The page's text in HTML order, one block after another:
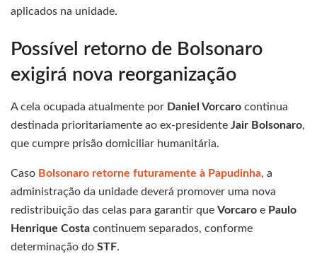
aplicados na unidade.
Possível retorno de Bolsonaro
exigirá nova reorganização
A cela ocupada atualmente por Daniel Vorcaro continua
destinada prioritariamente ao ex-presidente Jair Bolsonaro,
que cumpre prisão domiciliar humanitária.
Caso Bolsonaro retorne futuramente à Papudinha, a
administração da unidade deverá promover uma nova
redistribuição das celas para garantir que Vorcaro e Paulo
Henrique Costa continuem separados, conforme
determinação do STF.